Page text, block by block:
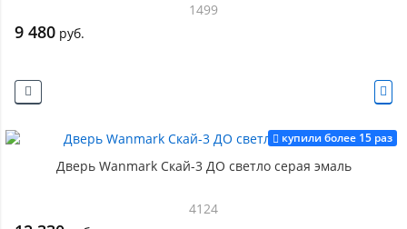
1499
9 480 руб.
купили более 15 раз
Дверь Wanmark Скай-3 ДО светло серая эмаль
4124